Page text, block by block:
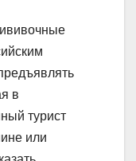
в
турист
или